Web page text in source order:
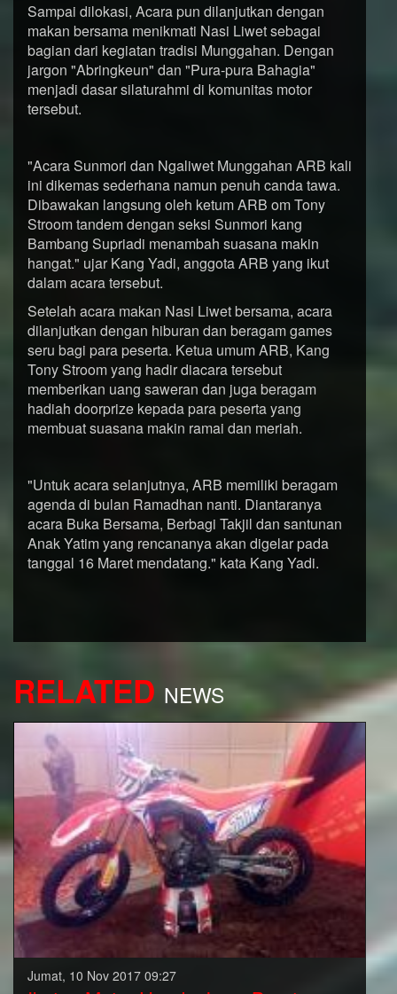
Sampai dilokasi, Acara pun dilanjutkan dengan
makan bersama menikmati Nasi Liwet sebagai
bagian dari kegiatan tradisi Munggahan. Dengan
jargon "Abringkeun" dan "Pura-pura Bahagia"
menjadi dasar silaturahmi di komunitas motor
tersebut.
"Acara Sunmori dan Ngaliwet Munggahan ARB kali
ini dikemas sederhana namun penuh canda tawa.
Dibawakan langsung oleh ketum ARB om Tony
Stroom tandem dengan seksi Sunmori kang
Bambang Supriadi menambah suasana makin
hangat." ujar Kang Yadi, anggota ARB yang ikut
dalam acara tersebut.
Setelah acara makan Nasi Liwet bersama, acara
dilanjutkan dengan hiburan dan beragam games
seru bagi para peserta. Ketua umum ARB, Kang
Tony Stroom yang hadir diacara tersebut
memberikan uang saweran dan juga beragam
hadiah doorprize kepada para peserta yang
membuat suasana makin ramai dan meriah.
"Untuk acara selanjutnya, ARB memiliki beragam
agenda di bulan Ramadhan nanti. Diantaranya
acara Buka Bersama, Berbagi Takjil dan santunan
Anak Yatim yang rencananya akan digelar pada
tanggal 16 Maret mendatang." kata Kang Yadi.
RELATED NEWS
Jumat, 10 Nov 2017 09:27